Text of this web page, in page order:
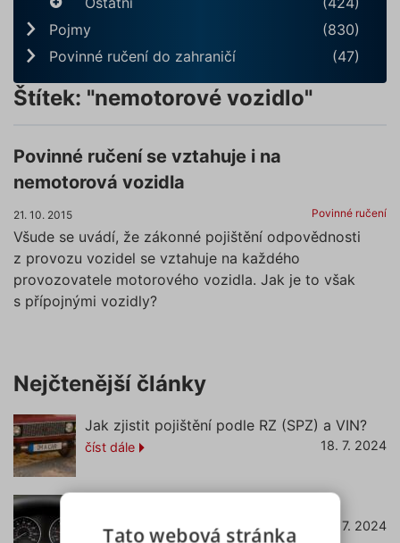
Pojmy
(830)
Povinné ručení do zahraničí
(47)
Štítek: "nemotorové vozidlo"
Povinné ručení se vztahuje i na
nemotorová vozidla
21. 10. 2015 Povinné ručení
Všude se uvádí, že zákonné pojištění odpovědnosti
z provozu vozidel se vztahuje na každého
provozovatele motorového vozidla. Jak je to však
s přípojnými vozidly?
Nejčtenější články
Jak zjistit pojištění podle RZ (SPZ) a VIN?
číst dále 18. 7. 2024
číst dále 22. 7. 2024
Tato webová stránka